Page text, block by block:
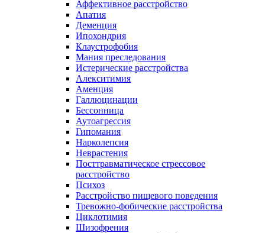
Аффективное расстройство
Апатия
Деменция
Ипохондрия
Клаустрофобия
Мания преследования
Истерические расстройства
Алекситимия
Аменция
Галлюцинации
Бессонница
Аутоагрессия
Гипомания
Нарколепсия
Неврастения
Посттравматическое стрессовое
расстройство
Психоз
Расстройство пищевого поведения
Тревожно-фобические расстройства
Циклотимия
Шизофрения